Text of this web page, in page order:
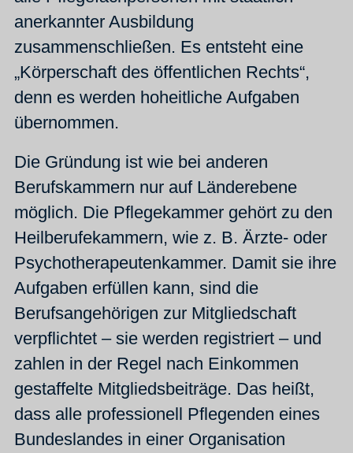
anerkannter Ausbildung
zusammenschließen. Es entsteht eine
„Körperschaft des öffentlichen Rechts“,
denn es werden hoheitliche Aufgaben
übernommen.
Die Gründung ist wie bei anderen
Berufskammern nur auf Länderebene
möglich. Die Pflegekammer gehört zu den
Heilberufekammern, wie z. B. Ärzte- oder
Psychotherapeutenkammer. Damit sie ihre
Aufgaben erfüllen kann, sind die
Berufsangehörigen zur Mitgliedschaft
verpflichtet – sie werden registriert – und
zahlen in der Regel nach Einkommen
gestaffelte Mitgliedsbeiträge. Das heißt,
dass alle professionell Pflegenden eines
Bundeslandes in einer Organisation